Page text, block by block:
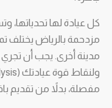
كل عيادة لها
مزدحمة بالرياض يختلف
مدينة أخرى. يجب أن تجري
مفصلة، بدلاً من تقديم